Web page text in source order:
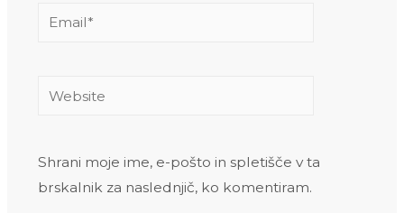
Email*
Website
Shrani moje ime, e-pošto in spletišče v ta
brskalnik za naslednjič, ko komentiram.